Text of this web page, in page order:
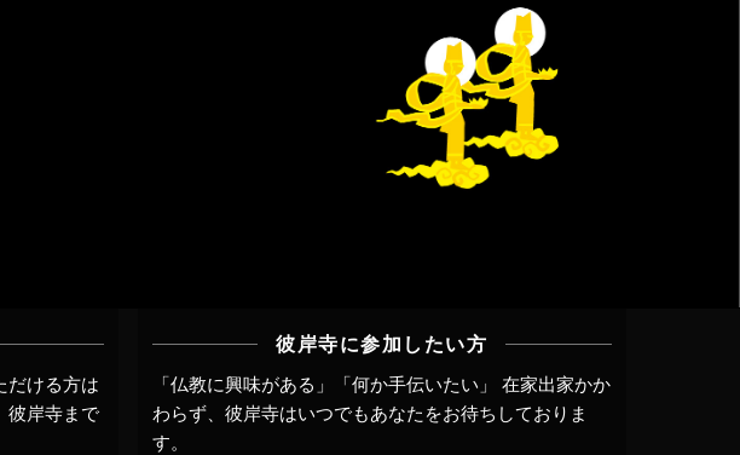
だける方は
彼岸寺まで
彼岸寺に参加したい方
「仏教に興味がある」「何か手伝いたい」 在家出家かか
わらず、彼岸寺はいつでもあなたをお待ちしておりま
す。